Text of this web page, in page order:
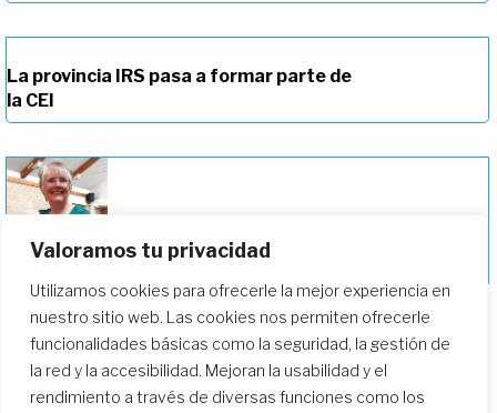
Valoramos tu privacidad
Utilizamos cookies para ofrecerle la mejor experiencia en
nuestro sitio web. Las cookies nos permiten ofrecerle
funcionalidades básicas como la seguridad, la gestión de
la red y la accesibilidad. Mejoran la usabilidad y el
rendimiento a través de diversas funciones como los
La provincia IRS pasa a formar parte de
la CEI
Celebrando a la nueva Provincial de CEI